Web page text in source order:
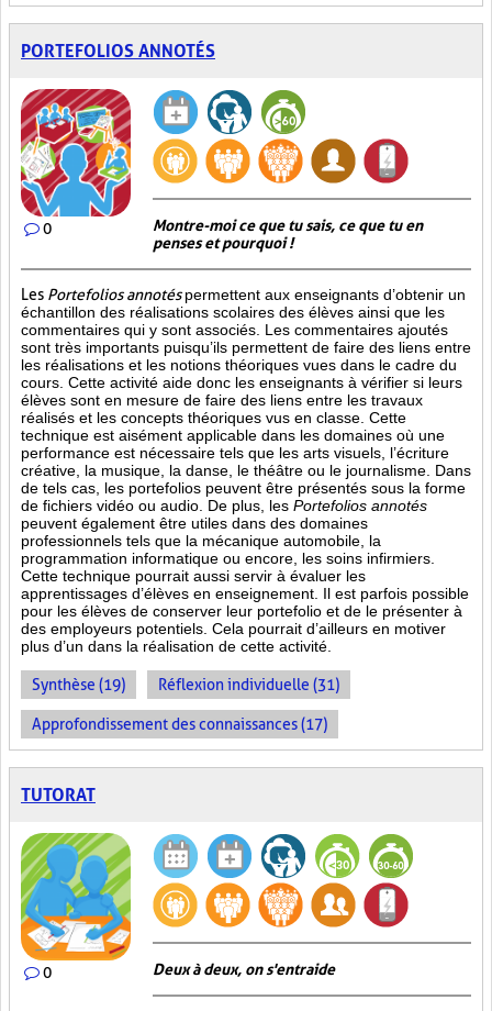
PORTEFOLIOS ANNOTÉS
0
Montre-moi ce que tu sais, ce que tu en
penses et pourquoi !
Les Portefolios annotés permettent aux enseignants d’obtenir un
échantillon des réalisations scolaires des élèves ainsi que les
commentaires qui y sont associés. Les commentaires ajoutés
sont très importants puisqu’ils permettent de faire des liens entre
les réalisations et les notions théoriques vues dans le cadre du
cours. Cette activité aide donc les enseignants à vérifier si leurs
élèves sont en mesure de faire des liens entre les travaux
réalisés et les concepts théoriques vus en classe. Cette
technique est aisément applicable dans les domaines où une
performance est nécessaire tels que les arts visuels, l’écriture
créative, la musique, la danse, le théâtre ou le journalisme. Dans
de tels cas, les portefolios peuvent être présentés sous la forme
de fichiers vidéo ou audio. De plus, les Portefolios annotés
peuvent également être utiles dans des domaines
professionnels tels que la mécanique automobile, la
programmation informatique ou encore, les soins infirmiers.
Cette technique pourrait aussi servir à évaluer les
apprentissages d’élèves en enseignement. Il est parfois possible
pour les élèves de conserver leur portefolio et de le présenter à
des employeurs potentiels. Cela pourrait d’ailleurs en motiver
plus d’un dans la réalisation de cette activité.
Synthèse (19) Réflexion individuelle (31)
Approfondissement des connaissances (17)
TUTORAT
0 Deux à deux, on s'entraide